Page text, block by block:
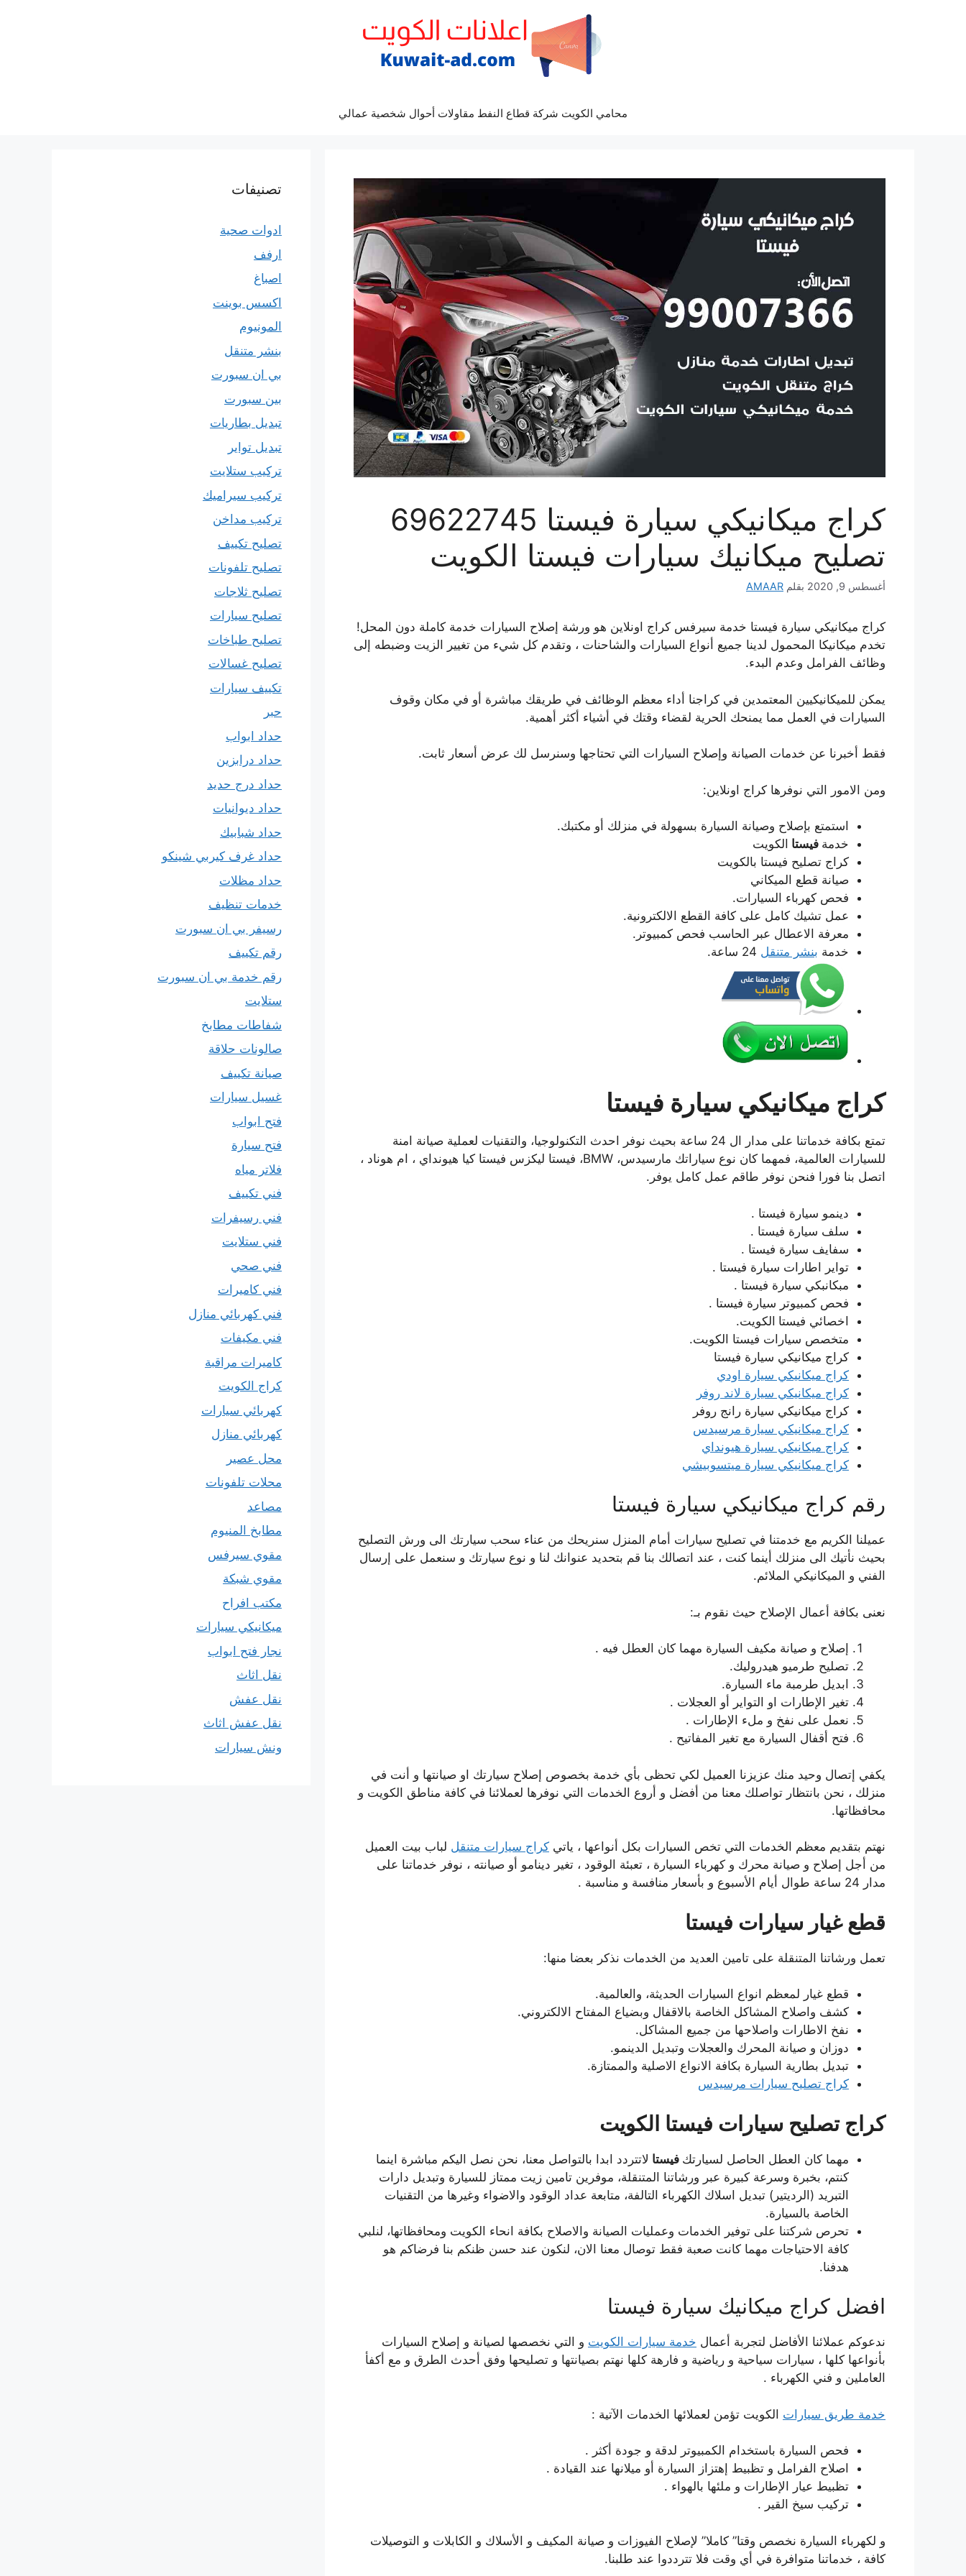
محامي الكويت شركة قطاع النفط مقاولات أحوال شخصية عمالي
كراج ميكانيكي سيارة فيستا 69622745
تصليح ميكانيك سيارات فيستا الكويت
أغسطس 9, 2020 بقلم AMAAR
كراج ميكانيكي سيارة فيستا خدمة سيرفس كراج اونلاين هو ورشة إصلاح السيارات خدمة كاملة دون المحل!
تخدم ميكانيكا المحمول لدينا جميع أنواع السيارات والشاحنات ، وتقدم كل شيء من تغيير الزيت وضبطه إلى
وظائف الفرامل وعدم البدء.
يمكن للميكانيكيين المعتمدين في كراجنا أداء معظم الوظائف في طريقك مباشرة أو في مكان وقوف
السيارات في العمل مما يمنحك الحرية لقضاء وقتك في أشياء أكثر أهمية.
فقط أخبرنا عن خدمات الصيانة وإصلاح السيارات التي تحتاجها وسنرسل لك عرض أسعار ثابت.
ومن الامور التي نوفرها كراج اونلاين:
استمتع بإصلاح وصيانة السيارة بسهولة في منزلك أو مكتبك.
خدمة فيستا الكويت
كراج تصليح فيستا بالكويت
صيانة قطع الميكاني
فحص كهرباء السيارات.
عمل تشيك كامل على كافة القطع الالكترونية.
معرفة الاعطال عبر الحاسب فحص كمبيوتر.
خدمة بنشر متنقل
كراج ميكانيكي سيارة فيستا
تمتع بكافة خدماتنا على مدار ال 24 ساعة بحيث نوفر احدث التكنولوجيا، والتقنيات لعملية صيانة امنة
للسيارات العالمية، فمهما كان نوع سياراتك مارسيدس، BMW، فيستا ليكزس فيستا كيا هيونداي ، ام هوناد ،
اتصل بنا فورا فنحن نوفر طاقم عمل كامل يوفر.
دينمو سيارة فيستا .
سلف سيارة فيستا .
سفايف سيارة فيستا .
تواير اطارات سيارة فيستا .
مبكانبكي سيارة فيستا .
فحص كمبيوتر سيارة فيستا .
اخصائي فيستا الكويت.
متخصص سيارات فيستا الكويت.
كراج ميكانيكي سيارة فيستا
كراج ميكانيكي سيارة اودي
كراج ميكانيكي سيارة لاند روفر
كراج ميكانيكي سيارة رانج روفر
كراج ميكانيكي سيارة مرسيدس
كراج ميكانيكي سيارة هيونداي
كراج ميكانيكي سيارة ميتسوبيشي
رقم كراج ميكانيكي سيارة فيستا
عميلنا الكريم مع خدمتنا في تصليح سيارات أمام المنزل سنريحك من عناء سحب سيارتك الى ورش التصليح
بحيث نأتيك الى منزلك أينما كنت ، عند اتصالك بنا قم بتحديد عنوانك لنا و نوع سيارتك و سنعمل على إرسال
الفني و الميكانيكي الملائم.
نعنى بكافة أعمال الإصلاح حيث نقوم بـ:
إصلاح و صيانة مكيف السيارة مهما كان العطل فيه .
تصليح طرميو هيدروليك.
ابديل طرمبة ماء السيارة.
تغير الإطارات او التواير أو العجلات .
نعمل على نفخ و ملء الإطارات .
فتح أقفال السيارة مع تغير المفاتيح .
يكفي إتصال وحيد منك عزيزنا العميل لكي تحظى بأي خدمة بخصوص إصلاح سيارتك او صيانتها و أنت في
منزلك ، نحن بانتظار تواصلك معنا من أفضل و أروع الخدمات التي نوفرها لعملائنا في كافة مناطق الكويت و
محافظاتها.
نهتم بتقديم معظم الخدمات التي تخص السيارات بكل أنواعها ، ياتي كراج سيارات متنقل لباب بيت العميل
من أجل إصلاح و صيانة محرك و كهرباء السيارة ، تعبئة الوقود ، تغير دينامو أو صيانته ، نوفر خدماتنا على
مدار 24 ساعة طوال أيام الأسبوع و بأسعار منافسة و مناسبة .
قطع غيار سيارات فيستا
تعمل ورشاتنا المتنقلة على تامين العديد من الخدمات نذكر بعضا منها:
قطع غيار لمعظم انواع السيارات الحديثة، والعالمية.
كشف واصلاح المشاكل الخاصة بالاقفال وبضياع المفتاح الالكتروني.
نفخ الاطارات واصلاحها من جميع المشاكل.
دوزان و صيانة المحرك والعجلات وتبديل الدينمو.
تبديل بطارية السيارة بكافة الانواع الاصلية والممتازة.
كراج تصليح سيارات مرسيدس
كراج تصليح سيارات فيستا الكويت
مهما كان العطل الحاصل لسيارتك فيستا لاتتردد ابدا بالتواصل معنا، نحن نصل اليكم مباشرة اينما
كنتم، بخبرة وسرعة كبيرة عبر ورشاتنا المتنقلة، موفرين تامين زيت ممتاز للسيارة وتبديل دارات
التبريد (الرديتير) تبديل اسلاك الكهرباء التالفة، متابعة عداد الوقود والاضواء وغيرها من التقنيات
الخاصة بالسيارة.
تحرص شركتنا على توفير الخدمات وعمليات الصيانة والاصلاح بكافة انحاء الكويت ومحافظاتها، لنلبي
كافة الاحتياجات مهما كانت صعبة فقط توصال معنا الان، لنكون عند حسن ظنكم بنا فرضاكم هو
هدفنا.
افضل كراج ميكانيك سيارة فيستا
ندعوكم عملائنا الأفاضل لتجربة أعمال خدمة سيارات الكويت و التي نخصصها لصيانة و إصلاح السيارات
بأنواعها كلها ، سيارات سياحية و رياضية و فارهة كلها نهتم بصيانتها و تصليحها وفق أحدث الطرق و مع أكفأ
العاملين و فني الكهرباء .
خدمة طريق سيارات الكويت تؤمن لعملائها الخدمات الآتية :
فحص السيارة باستخدام الكمبيوتر لدقة و جودة أكثر .
اصلاح الفرامل و تظبيط إهتزاز السيارة أو ميلانها عند القيادة .
تظبيط عيار الإطارات و ملئها بالهواء .
تركيب سيخ القير .
و لكهرباء السيارة نخصص وقتا” كاملا” لإصلاح الفيوزات و صيانة المكيف و الأسلاك و الكابلات و التوصيلات
كافة ، خدماتنا متوافرة في أي وقت فلا تترددوا عند طلبنا.
تصنيفات
ادوات صحية
ارفف
اصباغ
اكسس بوينت
المونيوم
بنشر متنقل
بي ان سبورت
بين سبورت
تبديل بطاريات
تبديل تواير
تركيب ستلايت
تركيب سيراميك
تركيب مداخن
تصليح تكييف
تصليح تلفونات
تصليح ثلاجات
تصليح سيارات
تصليح طباخات
تصليح غسالات
تكييف سيارات
حبر
حداد ابواب
حداد درابزين
حداد درج حديد
حداد ديوانيات
حداد شبابيك
حداد غرف كيربي شينكو
حداد مظلات
خدمات تنظيف
رسيفر بي ان سبورت
رقم تكييف
رقم خدمة بي ان سبورت
ستلايت
شفاطات مطابخ
صالونات حلاقة
صيانة تكييف
غسيل سيارات
فتح ابواب
فتح سيارة
فلاتر مياه
فني تكييف
فني رسيفرات
فني ستلايت
فني صحي
فني كاميرات
فني كهربائي منازل
فني مكيفات
كاميرات مراقبة
كراج الكويت
كهربائي سيارات
كهربائي منازل
محل عصير
محلات تلفونات
مصاعد
مطابخ المنيوم
مقوي سيرفس
مقوي شبكة
مكتب افراح
ميكانيكي سيارات
نجار فتح ابواب
نقل اثاث
نقل عفش
نقل عفش اثاث
ونش سيارات